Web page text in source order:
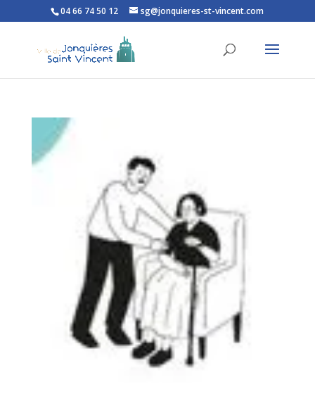
Ouvrir la barre d’outils
04 66 74 50 12 sg@jonquieres-st-vincent.com